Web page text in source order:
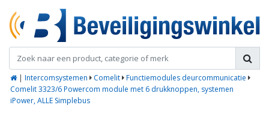
| Intercomsystemen Comelit Functiemodules deurcommunicatie
Comelit 3323/6 Powercom module met 6 drukknoppen, systemen
iPower, ALLE Simplebus